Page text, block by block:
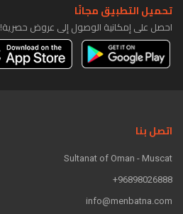
تحميل التطبيق مجانًا
احصل على إمكانية الوصول إلى عروض حصرية!
اتصل بنا
Sultanat of Oman - Muscat
96898026888+
info@menbatna.com